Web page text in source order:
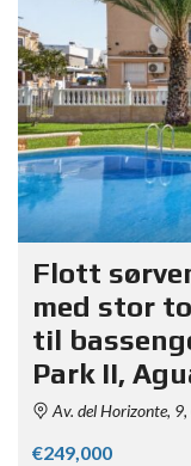
Flott
med stor
til
Park II,
Av. del Horizonte,
€249,000